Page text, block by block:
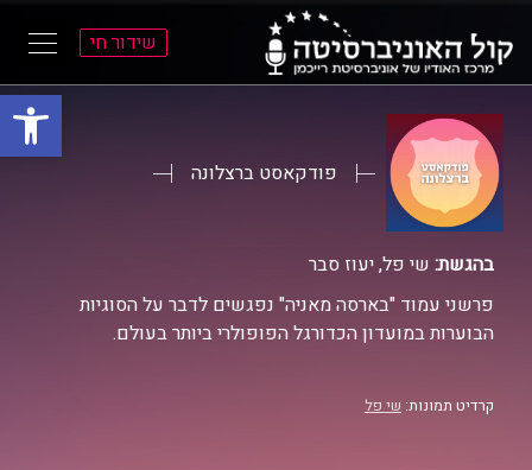
פתח
התפריט
הראשי
הראשי
שידור חי
פודקאסט ברצלונה
בהגשת: שי פל, יעוז סבר
פרשני עמוד "בארסה מאניה" נפגשים לדבר על הסוגיות
הבוערות במועדון הכדורגל הפופולרי ביותר בעולם.
קרדיט תמונות: שי פל